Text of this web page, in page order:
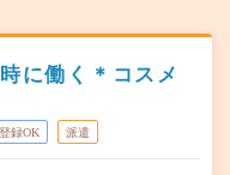
に働く＊コスメ
録OK 派遣